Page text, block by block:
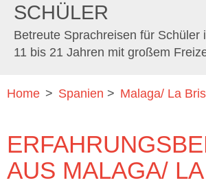
SCHÜLER
Betreute Sprachreisen für Schüler
11 bis 21 Jahren mit großem
Home > Spanien > Malaga/ La
AUS MALAGA/